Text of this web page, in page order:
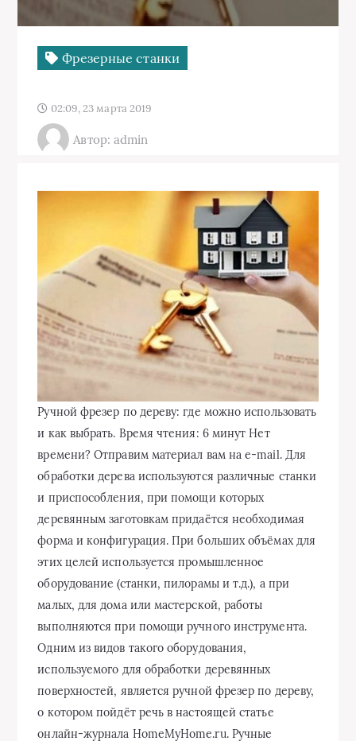
Фрезерные станки
02:09, 23 марта 2019
Автор: admin
Ручной фрезер по дереву: где можно использовать
и как выбрать. Время чтения: 6 минут Нет
времени? Отправим материал вам на e-mail. Для
обработки дерева используются различные станки
и приспособления, при помощи которых
деревянным заготовкам придаётся необходимая
форма и конфигурация. При больших объёмах для
этих целей используется промышленное
оборудование (станки, пилорамы и т.д.), а при малых, для дома или мастерской, работы выполняются при помощи ручного инструмента. Одним из видов такого оборудования, используемого для обработки деревянных поверхностей, является ручной фрезер по дереву, о котором пойдёт речь в настоящей статье онлайн-журнала HomeMyHome.ru. Ручные фрезеры по дереву являются незаменимым помощником домашнего мастера при изготовлении мебели и выполнении фигурной резьбы. Сфера применения. Ручные фрезеры по дереву – это инструмент, в котором режущим элементом является фреза, устанавливаемая в патрон цангового типа, который, в свою очередь, размещается в механическом редукторе, приводимом во вращательное движение электрическим двигателем. Ручные фрезеры используются при: сверление отверстий любого диаметра и формы, что зависит от размера используемых фрез; выравнивание деревянных поверхностей, а также контуров деталей и деревянных заготовок; нарезке различных пазов, шлицов и шипов; профилирование кромок различного типа; выполнение декоративной резьбы. Резьба – это одна из основных функций ручных фрезеров по дереву, а для сверления и выравнивания, как правило, используются специальные виды ручного инструмента (дрели, рубанки и т.д.). Художественная резьба – один из видов использования подобного инструмента. Разновидности ручных фрезерных станков. Ручные фрезеры классифицируются по: Типу использования – бытового и профессионального применения. Назначению – универсального и узкопрофильного типа использования. Конструкции. Тип использования инструмента определяют его технические характеристики и функциональные возможности. Профессиональные модели могут быть узкопрофильными, когда с их использованием возможно выполнение определённых видов операций, а универсальные – это аппараты бытового и профессионального применения, с помощью которых можно выполнять различные виды операций по обработке древесины. Кромочный фрезер является узкопрофильным инструментом. По конструкции и видам выполняемых операций ручные фрезерные станки классифицируются следующим образом: погружные (вертикальные или штанговые) – устройства универсального назначения, наиболее распространённый тип инструмента данного вида; кромочные (окантовочные) – узкопрофильные модели, используются для нарезки пазов, канавок, снятия фаски на деревообрабатывающих производствах; ламельные – предназначены для нарезки пазов; присадочные (дюбельные) – используются на мебельных производствах для сверления парных отверстий под шканты. Присадочные фрезеры удобны при изготовлении корпусной мебели. Фрезеры по дереву ручные какой лучше – это решает каждый пользователь индивидуально, в соответствии с назначением инструмента и характером его использования. Основные технические характеристики. Любому виду инструмента и оборудования, техническим устройствам и приспособлениям свойственны определённые технические характеристики, определяющие их возможности. Для ручных фрезеров по дереву такими характеристиками являются: электрическая мощность, измеряемая в ваттах; частота вращения шпинделя, измеряемая в оборотах в минуту. Кроме этого, важными техническими параметрами являются следующие показатели: наличие систем защиты и автоматики; материал, используемый при изготовлении «подошвы» инструмента; глубина погружения (рабочий ход) фрезы, измеряется в мм; размеры узла крепления оснастки (диаметр), измеряется в мм или дюймах; наличие вспомогательных элементов – упоры и направляющие. При нарезке пазов ручной фрезер просто незаменим. Электрическая мощность определяет тип использования инструмента: профессиональные модели оснащаются более мощными электрическими двигателями и, наоборот, бытовые – менее мощными. Также следует учитывать, что чем мощнее двигатель, тем тяжелее инструмент. По этому показателю фрезеры классифицируются как: лёгкие – мощность составляет до 0,7 кВт; средние – мощность таких устройств 0,7–1,5 кВт; тяжёлый – более 1,5 кВт. У моделей универсального назначения частота оборотов шпинделя составляет 20000–30000 оборотов в минуту, а у моделей кромочного типа этот показатель составляет 35000 оборотов в минуту. Важно! При работе с ручными фрезерами следует помнить, что чем выше скорость вращения шпинделя, тем чище получается обрабатываемая поверхность и легче обрабатывать твёрдые породы древесины. При помощи ручного фрезера можно изготовить деревянные заготовки любой формы и конфигурации. В качестве систем автоматики и защиты на различных моделях ручных фрезеров могут быть установлены: системы стабилизации скорости вращения шпинделя под нагрузкой; плавный пуск электрического двигателя; защита от перегрузок; защита от непреднамеренного пуска. Вид подошвы и рабочий ход фрезы, а также узел крепления оснастки и вспомогательные элементы относятся к конструктивным особенностям конкретной модели. Конструктивные особенности основных узлов. Подошва прибора – это важный конструктивный элемент, определяющий назначение инструмента и характер его использования. Модели бытового и бюджетного типа имеют подошвы, изготовленные из штампованного металла, более дорогие, профессиональные оснащаются платформами из алюминиевых сплавов. Наличие упоров и направляющих упрощает использование инструмента. На подошве крепятся все дополнительные приспособления и направляющие механизмы, а также закрепляются вертикальные штанги. Рабочая поверхность платформы, её нижняя часть должна иметь специальную накладку, изготовленную из пластика или плотных пород дерева. Рабочий ход фрезы определяется конструкцией штангового механизма, и именно этот показатель определяет функциональность и производительность инструмента данного типа. Головная часть устройства движется по направляющим штангам, а величина погружения регулируется при помощи рукояток. Она может фиксироваться при помощи специального рычага, размещённого на одной из рукояток или специальным винтом. Некоторые модели изготавливаются со съёмной головной частью, что позволяет их использовать в качестве стационарно закреплённого прямо-шлифовального станка или бормашины. Универсальная фрезерная машина «Bosch» модель «GMF 1600 CE L-Boxx» со съёмной головной частью. От узла крепления оснастки зависит ассортимент фрез, доступных для использования с конкретной моделью фрезера, т.к. диаметр фрезы должен соответствовать диаметру цангового патрона. Если диаметр посадочного отверстия узла крепления больше, чем диаметр хвостовика фрезы, то можно воспользоваться специальными переходными втулками, которые можно приобрести отдельно от фрез, если их нет в комплекте поставки. Наличие упоров и направляющих позволяет выполнить обработку заготовок с высокой степенью точности и облегчает выполнение сложных и трудоёмких операций. Дополнительная оснастка ручных фрезерных станков. В комплекте поставки ручных фрезеров, как правило, идут различные направляющие и прочие вспомогательные устройства, но если их недостаточно, то всегда есть возможность приобрести их отдельно или изготовить самостоятельно. Наличие дополнительной оснастки расширяет функциональность инструмента. В качестве дополнительных приспособлений для ручных фрезеров выступают упоры и направляющая шина, копировальная втулка и угловой упор, а также линейка-циркуль. Параллельные и горизонтальные упоры позволяют обрабатывать заготовки на равном удалении от края (кромки) этих элементов, а направляющая шина служит для прямолинейного перемещения фрезера. Копировальная втулка – это круглая пластина, оснащённая бортиком, вставляемая в проём опорной платформы и обеспечивающая упор вокруг работающей фрезы. Угловой упор используется при изготовлении копии с готового изделия, а линейка-циркуль помогает обрабатывать заготовки по определённому радиусу. Копировальная втулка для фрезера является штампованным изделием. Самые ходовые виды фрез для ручного фрезера по дереву. Промышленностью выпускаются различные виды фрез, используемых с ручными фрезерами по дереву, они классифицируются следующим образом: по диаметру хвостовика – 6,8 и 12 мм; по конструкции – сборные, со сменными режущими кромками и монолитные; по типу лезвий – быстрорежущие (НМ) и твердосплавные (НSS); по назначению – пазовые и кромочные, комбинированные и для изготовления вагонки, рамочные и фигирейные. При выборе фрезы по дереву для ручного фрезера, чтобы не ошибиться при покупке, необходимо ознакомиться с каталогом подобных изделий, которые всегда можно найти в сети Интернет или у компаний, занимающихся продажами деревообрабатывающего оборудования. Многие производители предлагают к реализации наборы фрез по дереву для ручных фрезеров, различающихся по комплектации и назначению. Набор концевых фрез для ручного фрезера марки «СМТ» Среди пользователей наиболее популярны наборы фрез по дереву для ручного фрезера отечественных и зарубежных производителей: инструментальная компания «Энкор» (Россия) , «CMT Utensili SpA» (Италия) и «Dimar Group L.t.d» (Израиль) . Статья по теме: Станки по дереву для домашней мастерской. Значительно упрощает обработку заготовок из древесины специализированное оборудование с электроприводом. Но приобретение его сопряжено со значительными инвестициями. Чтобы решить успешно такую задачу, следует изучить внимательно материалы данной статьи. Обзор популярных моделей ручных фрезерных станков. На отечественном рынке ручного электрического инструмента представлено много моделей ручных фрезерных станков как отечественных, так и зарубежных производителей. Наиболее популярными в разных категориях являются модели, приведённые в следующей таблице в двух категориях, – универсальные и кромочные ручные фрезерные станки по дереву. Категория Изображение Модель Место в рейтинге онлайн-журнала HomeMyHome.ru Универсальные, вертикальные «Hitachi M12V2» 3 «Makita RP1800F» 2 «Bosch GMF 1600 CE» 1 Кромочные «DeWALT DWE 6005» 3 «Makita 3709» 2 «Bosch GKF 600 Professional» 1. Среди отечественных моделей наиболее популярен ручной фрезер марки «Интерскол ФМ-32/1900Э». Какой выбрать ручной фрезер по дереву – рекомендации нашей редакции. Прежде чем идти покупать сложное и незнакомое техническое устр